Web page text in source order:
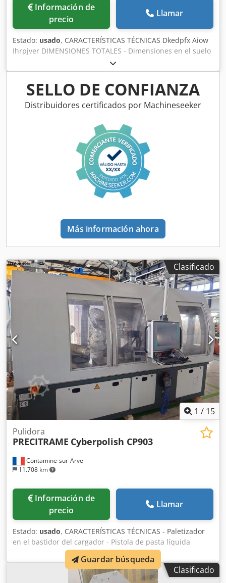
Información de
precio
Llamar
Estado: usado, CARACTERÍSTICAS TÉCNICAS Dkedpfx Aiow
Ihrpjver DIMENSIONES TOTALES - Dimensiones en el suelo
: 1500 x 1000 [mm] - Altura máquina : 2500 [mm] - Peso de
la máquina : 580 [Kg] - Horas en tensión : 26652 [h]
EQUIPAMIENTO - Aspiración - Recipiente de riego
SELLO DE CONFIANZA
Distribuidores certificados por Machineseeker
Más información ahora
Clasificado
1 / 15
Contamine-sur-Arve
11.708 km
Pulidora
PRECITRAME Cyberpolish CP903
Información de
precio
Llamar
Estado: usado, CARACTERÍSTICAS TÉCNICAS - Paletizador
en el bastidor del cargador - Pistola de pasta líquida
ALIMENTACIÓN ELÉCTRICA - Tensión de alimentación : 400
[V] - Potencia instalada : 14 [kVA] DIMENSIONES TOTALES -
Dimensiones en el suelo : 3400 x 1680 [mm] - AlturaClasificado
Guardar búsqueda